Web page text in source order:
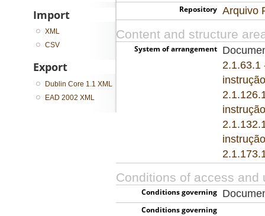
Repository Arquivo
Content and structure
System of arrangement
2.1.63.1
Conditions of access and
Conditions governing
access
Conditions governing
Import
XML
CSV
Export
Dublin Core 1.1 XML
EAD 2002 XML